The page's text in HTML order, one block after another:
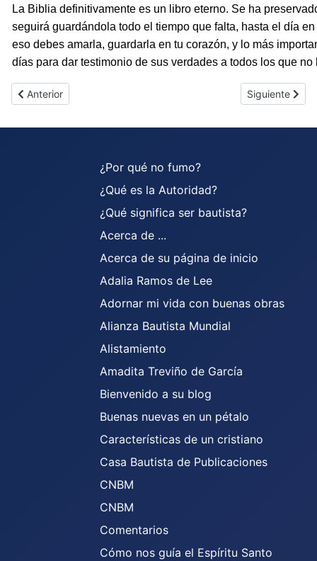
La Biblia definitivamente es un libro eterno. Se ha
seguirá guardándola todo el tiempo que falta, hasta el día
eso debes amarla, guardarla en tu corazón, y lo más
días para dar testimonio de sus verdades a todos los que no
Artículo anterior: La Biblia me ayuda
Anterior Artículo
Siguiente
¿Por qué no fumo?
¿Qué es la Autoridad?
¿Qué significa ser bautista?
Acerca de ...
Acerca de su página de inicio
Adalia Ramos de Lee
Adornar mi vida con buenas obras
Alianza Bautista Mundial
Alistamiento
Amadita Treviño de García
Bienvenido a su blog
Buenas nuevas en un pétalo
Características de un cristiano
Casa Bautista de Publicaciones
CNBM
CNBM
Comentarios
Cómo nos guía el Espíritu Santo